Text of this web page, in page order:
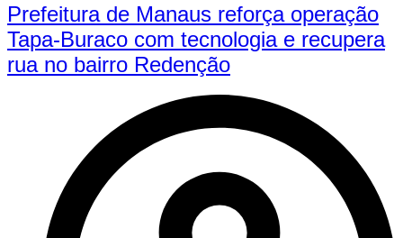
Prefeitura de Manaus reforça operação
Tapa-Buraco com tecnologia e recupera
rua no bairro Redenção